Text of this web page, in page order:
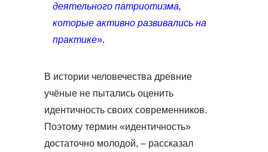
деятельного патриотизма,
которые активно развивались на
практике».
В истории человечества древние
учёные не пытались оценить
идентичность своих современников.
Поэтому термин «идентичность»
достаточно молодой, – рассказал